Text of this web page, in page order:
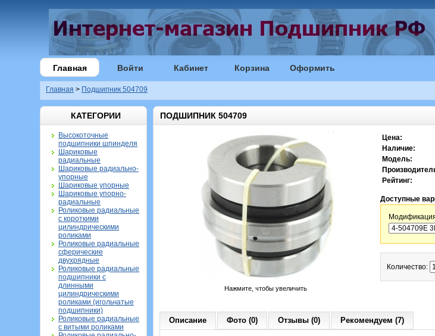
Главная Войти Кабинет Корзина Оформить
Главная > Подшипник 504709
КАТЕГОРИИ
Высокоточные
подшипники шпинделя
Шариковые
радиальные
Шариковые радиально-
упорные
Шариковые упорные
Шариковые упорно-
радиальные
Роликовые радиальные
с короткими
цилиндрическими
роликами
Роликовые радиальные
сферические
двухрядные
Роликовые радиальные
подшипники с
длинными
цилиндрическими
роликами (игольчатые
подшипники)
Роликовые радиальные
с витыми роликами
ПОДШИПНИК 504709
Нажмите, чтобы увеличить
Цена:
Наличие:
Модель:
Рейтинг:
Доступные
Количество:
Описание Фото (0) Отзывы (0) Рекомендуем (7)